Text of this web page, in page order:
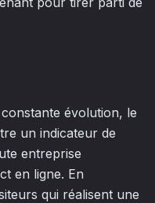
évolution, le
un indicateur de
entreprise
en ligne. En
qui réalisent une